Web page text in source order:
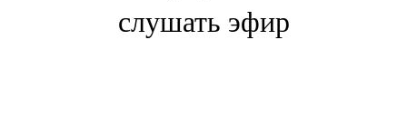
слушать эфир